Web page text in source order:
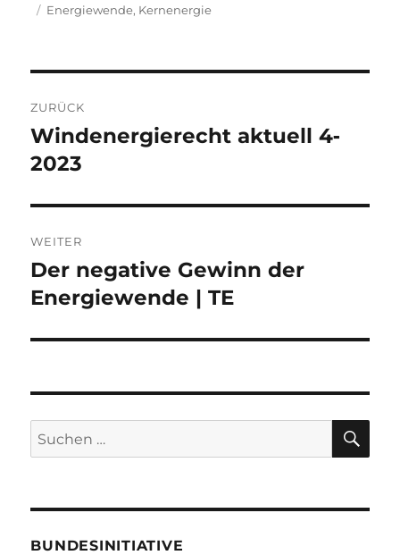
am
Schlagwörter
Energiewende, Kernenergie
ZURÜCK
Vorheriger
Beitrag:
Windenergierecht aktuell 4‐
2023
WEITER
Nächster
Beitrag:
Der negative Gewinn der
Energiewende | TE
Suche
nach:
BUNDESINITIATIVE